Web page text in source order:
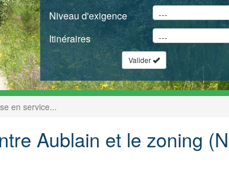
Niveau d'exigence
Itinéraires
Valider
en service...
Aublain et le zoning